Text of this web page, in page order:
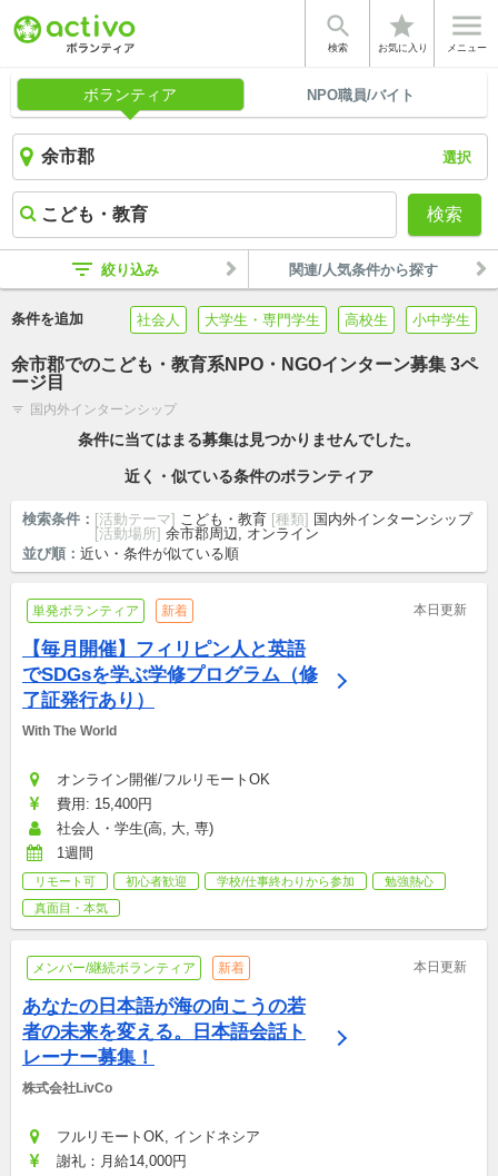

検索
star
お気に入り

メニュー
ボランティア NPO職員/バイト
選択
検索
filter_list 絞り込み 関連/人気条件から探す
条件を追加 社会人 大学生・専門学生 高校生 小中学生
余市郡でのこども・教育系NPO・NGOインターン募集 3ペ
ージ目
filter_list 国内外インターンシップ
条件に当てはまる募集は見つかりませんでした。
近く・似ている条件のボランティア
検索条件： [活動テーマ] こども・教育 [種類] 国内外インターンシップ
[活動場所] 余市郡周辺, オンライン
並び順： 近い・条件が似ている順
単発ボランティア 新着 本日更新
【毎月開催】フィリピン人と英語
でSDGsを学ぶ学修プログラム（修
了証発行あり）
With The World
オンライン開催/フルリモートOK
費用: 15,400円
社会人・学生(高, 大, 専)
1週間
リモート可 初心者歓迎 学校/仕事終わりから参加
勉強熱心
真面目・本気
メンバー/継続ボランティア 新着 本日更新
あなたの日本語が海の向こうの若
者の未来を変える。日本語会話ト
レーナー募集！
株式会社LivCo
フルリモートOK, インドネシア
謝礼：月給14,000円